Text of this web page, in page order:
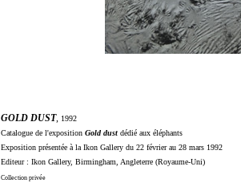
GOLD DUST, 1992
Catalogue de l'exposition Gold dust dédié aux éléphants
Exposition présentée à la Ikon Gallery du 22 février au 28 mars 1992
Editeur : Ikon Gallery, Birmingham, Angleterre (Royaume-Uni)
Collection privée